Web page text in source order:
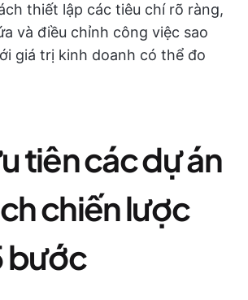
thiết lập các tiêu chí rõ ràng,
và điều chỉnh công việc sao
giá trị kinh doanh có thể đo
tiên các dự án
chiến lược
bước